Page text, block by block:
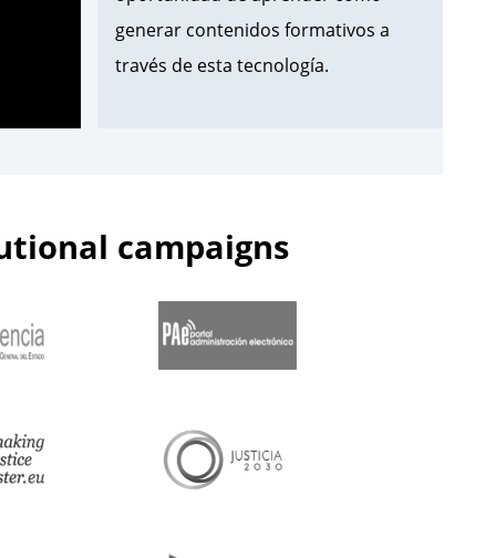
generar contenidos formativos a
través de esta tecnología.
— Centro de Estudios Jurídicos
(@cejmjusticia)June 13, 2023
📌Inicia en el#CEJla segunda edición
para la@guardiacivil
campaigns